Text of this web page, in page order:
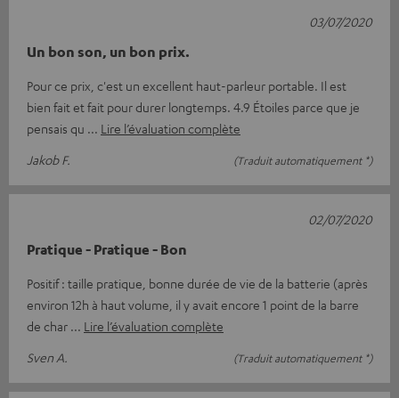
Un bon son, un bon prix.
Pour ce prix, c'est un excellent haut-parleur portable. Il est
bien fait et fait pour durer longtemps. 4.9 Étoiles parce que je
pensais qu
Lire l’évaluation complète
Jakob F.
(Traduit automatiquement *)
03/07/2020
Pratique - Pratique - Bon
Positif : taille pratique, bonne durée de vie de la batterie (après
environ 12h à haut volume, il y avait encore 1 point de la barre
de char
Lire l’évaluation complète
Sven A.
(Traduit automatiquement *)
02/07/2020